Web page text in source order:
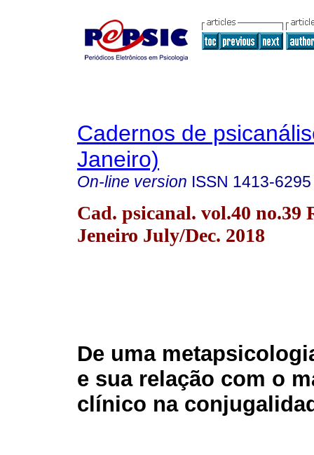
Cadernos de
Janeiro)
On-line version ISSN 1413-6295
Cad. psicanal. vol.40 no.39
Jeneiro July/Dec. 2018
De uma
e sua relação com o
clínico na